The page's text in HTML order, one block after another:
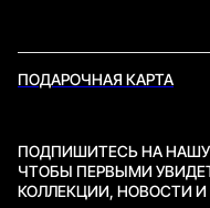
ПОДАРОЧНАЯ КАРТА
ПОДПИШИТЕСЬ НА НАШУ
ЧТОБЫ ПЕРВЫМИ
КОЛЛЕКЦИИ, НОВОСТИ